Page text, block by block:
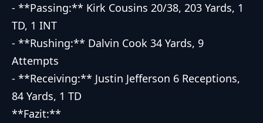
- **Passing:** Kirk Cousins 20/38, 203 Yards, 1
TD, 1 INT
- **Rushing:** Dalvin Cook 34 Yards, 9
Attempts
- **Receiving:** Justin Jefferson 6 Receptions,
84 Yards, 1 TD
**Fazit:**